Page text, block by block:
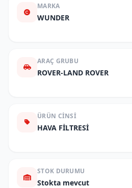
MARKA
WUNDER
ARAÇ GRUBU
ROVER-LAND ROVER
ÜRÜN CINSI
HAVA FİLTRESİ
STOK DURUMU
Stokta mevcut